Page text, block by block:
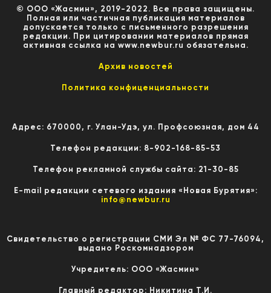
© ООО «Жасмин», 2019-2022. Все права защищены.
Полная или частичная публикация материалов
допускается только с письменного разрешения
редакции. При цитировании материалов прямая
активная ссылка на www.newbur.ru обязательна.
Архив новостей
Политика конфиценциальности
Адрес: 670000, г. Улан-Удэ, ул. Профсоюзная, дом 44
Телефон редакции: 8-902-168-85-53
Телефон рекламной службы сайта: 21-30-85
E-mail редакции сетевого издания «Новая Бурятия»:
info@newbur.ru
Свидетельство о регистрации СМИ Эл № ФС 77-76094,
выдано Роскомнадзором
Учредитель: ООО «Жасмин»
Главный редактор: Никитина Т.И.